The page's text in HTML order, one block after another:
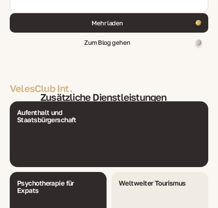
Mehr laden
Zum Blog gehen
VelesClub Int.
Zusätzliche Dienstleistungen
Aufenthalt und
Staatsbürgerschaft
Psychotherapie für
Expats
Weltweiter Tourismus